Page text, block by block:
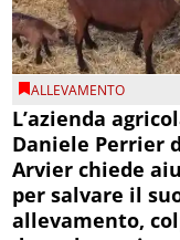
ALLEVAMENTO
L’azienda
Daniele Perrier
Arvier chiede
per salvare il
allevamento,